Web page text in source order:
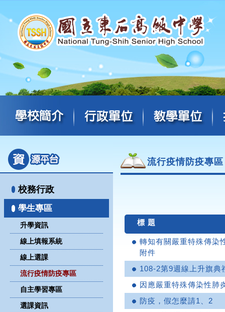
校務行政
學生專區
升學資訊
線上填報系統
線上選課
流行疫情防疫專區
自主學習專區
選課資訊
流行疫情防疫專區
標 題
轉知有關嚴重特殊傳染
附件
108-2第9週線上升旗典
因應嚴重特殊傳染性肺
防疫，假怎麼請1、2